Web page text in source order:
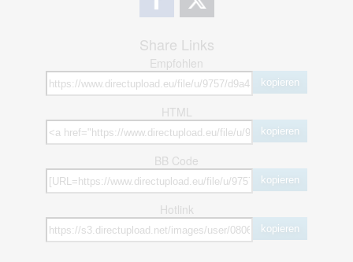
Share Links
Empfohlen
kopieren
HTML
kopieren
BB Code
kopieren
Hotlink
kopieren